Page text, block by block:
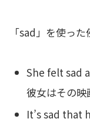
「sad」を使っ
She felt sad
彼女はその映
It’s sad that